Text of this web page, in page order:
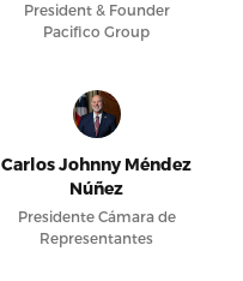
President & Founder
Pacifico Group
Carlos Johnny Méndez
Núñez
Presidente Cámara de
Representantes